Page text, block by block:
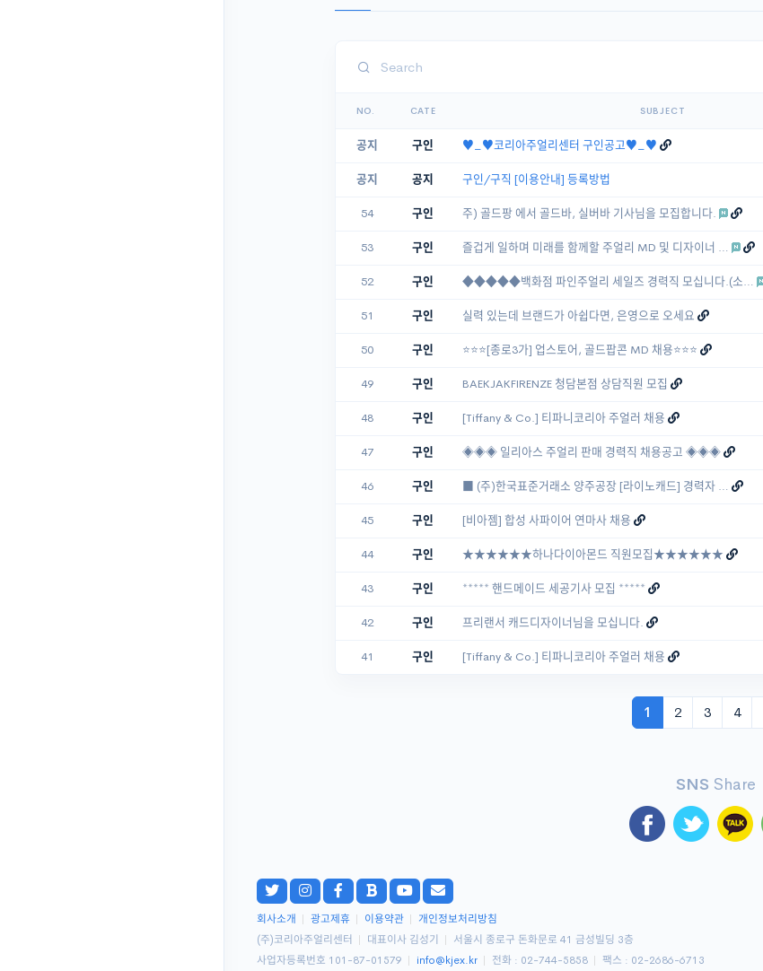
NO. CATE SUBJECT
공지 구인 ♥_♥코리아주얼리센터 구인공고♥_♥
공지 공지 구인/구직 [이용안내] 등록방법
54 구인 주) 골드팡 에서 골드바, 실버바 기사님을 모집합니다.
53 구인 즐겁게 일하며 미래를 함께할 주얼리 MD 및 디자이너 …
52 구인 ◆◆◆◆◆백화점 파인주얼리 세일즈 경력직 모십니다.(소…
51 구인 실력 있는데 브랜드가 아쉽다면, 은영으로 오세요
50 구인 ⭐⭐⭐[종로3가] 업스토어, 골드팝콘 MD 채용⭐⭐⭐
49 구인 BAEKJAKFIRENZE 청담본점 상담직원 모집
48 구인 [Tiffany & Co.] 티파니코리아 주얼러 채용
47 구인 ◈◈◈ 일리아스 주얼리 판매 경력직 채용공고 ◈◈◈
46 구인 ■ (주)한국표준거래소 양주공장 [라이노캐드] 경력자 …
45 구인 [비아젬] 합성 사파이어 연마사 채용
44 구인 ★★★★★★하나다이아몬드 직원모집★★★★★★
43 구인 ***** 핸드메이드 세공기사 모집 *****
42 구인 프리랜서 캐드디자이너님을 모십니다.
41 구인 [Tiffany & Co.] 티파니코리아 주얼러 채용
1 2 3 4
SNS Share
회사소개 | 광고제휴 | 이용약관 | 개인정보처리방침
(주)코리아주얼리센터 | 대표이사 김성기 | 서울시 종로구 돈화문로 41 금성빌딩 3층
사업자등록번호 101-87-01579 | info@kjex.kr | 전화 : 02-744-5858 | 팩스 : 02-2686-6713